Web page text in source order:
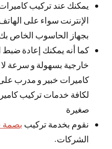
يمكنك عند تركيب
الإنترنت سواء على
بجهاز الحاسوب الخاص
كما أنه يمكنك إعادة ضبط
خارجية بسهولة و سرعة لا
كاميرات خبير و مدرب على
لكافة خدمات تركيب
صغيرة
نقوم بخدمة تركيب بصمة
الشركات.